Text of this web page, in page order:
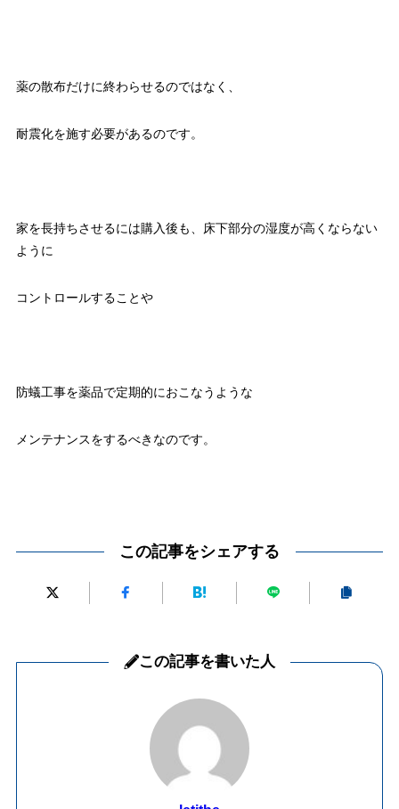
薬の散布だけに終わらせるのではなく、
耐震化を施す必要があるのです。
家を長持ちさせるには購入後も、床下部分の湿度が高くならない
ように
コントロールすることや
防蟻工事を薬品で定期的におこなうような
メンテナンスをするべきなのです。
この記事をシェアする
この記事を書いた人